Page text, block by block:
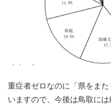
重症者ゼロなのに「県をま
いますので、今後は鳥取に